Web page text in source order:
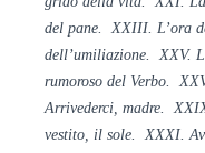
del pane. XXIII. L’ora
dell’umiliazione. XXV.
rumoroso del Verbo.
Arrivederci, madre.
vestito, il sole. XXXI.